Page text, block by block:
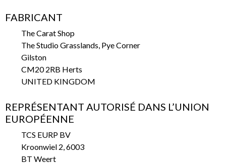
FABRICANT
The Carat Shop
The Studio Grasslands, Pye Corner
Gilston
CM20 2RB Herts
UNITED KINGDOM
REPRÉSENTANT AUTORISÉ DANS L’UNION
EUROPÉENNE
TCS EURP BV
Kroonwiel 2, 6003
BT Weert